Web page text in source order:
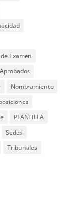
Examen
Nombramiento
PLANTILLA
Sedes
Tribunales